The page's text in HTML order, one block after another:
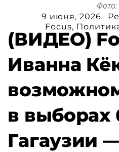
9 июня, 2026
Focus,
(ВИДЕО)
Иванна
в выборах
Гагаузии